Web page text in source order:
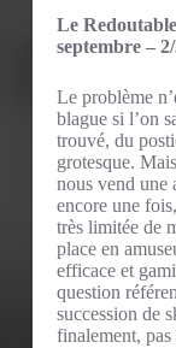
Le
septembre –
Le problème
blague si l’on
trouvé, du
grotesque.
nous vend une
encore une
très limitée de
place en
efficace et
question
succession de
finalement, pas